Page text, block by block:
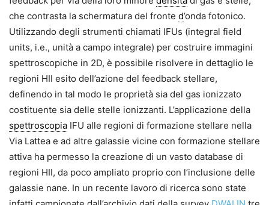
che contrasta la schermatura del fronte d’onda fotonico.
Utilizzando degli strumenti chiamati IFUs (integral field
units, i.e., unità a campo integrale) per costruire immagini
spettroscopiche in 2D, è possibile risolvere in dettaglio le
regioni HII esito dell’azione del feedback stellare,
definendo in tal modo le proprietà sia del gas ionizzato
costituente sia delle stelle ionizzanti. L’applicazione della
spettroscopia IFU alle regioni di formazione stellare nella
Via Lattea e ad altre galassie vicine con formazione stellare
attiva ha permesso la creazione di un vasto database di
regioni HII, da poco ampliato proprio con l’inclusione delle
galassie nane. In un recente lavoro di ricerca sono state